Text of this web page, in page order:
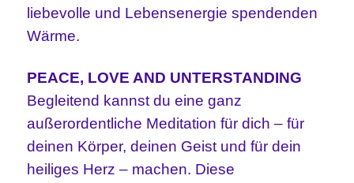
liebevolle und Lebensenergie spendenden
Wärme.
PEACE, LOVE AND UNTERSTANDING
Begleitend kannst du eine ganz
außerordentliche Meditation für dich – für
deinen Körper, deinen Geist und für dein
heiliges Herz – machen. Diese